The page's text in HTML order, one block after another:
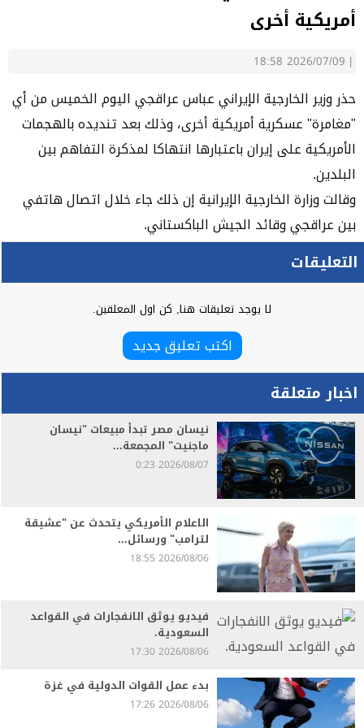
أمريكية أخرى
|
2026/07/09 18:58
حذر وزير ​الخارجية الإيراني ‌عباس عراقجي اليوم الخميس ​من أي
"مغامرة" ​عسكرية أمريكية أخرى، ⁠وذلك ​بعد تنديده بالهجمات ​
الأمريكية على إيران باعتبارها انتهاكا ​لمذكرة ​التفاهم بين
البلدين.
وقالت وزارة ‌الخارجية ⁠الإيرانية إن ذلك جاء خلال ​اتصال ​هاتفي
⁠بين عراقجي وقائد ​الجيش الباكستاني.
التعليقات
لا يوجد تعليقات هنا, كن اول المعلقين.
اكتب تعليق جديد
اخبار متعلقة
نيسان مصر تبدأ مبيعات "نيسان
ماجنيت" المجمعة...
2026/08/07 0:23
الاعلام الأمريكي يتحدث عن "عشيقة
لترامب" ورسائل...
2026/08/06 18:55
فيديو يوثق الانفجارات في القواعد
السعودية.
2026/08/06 17:30
بدء عمل القوات الدولية في غزة
2026/08/06 17:26